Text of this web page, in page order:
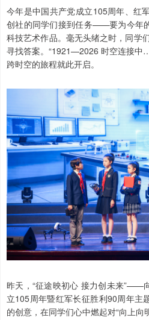
今年是中国共产党成立105周年、红
创社的同学们接到任务——要为今年
科技艺术作品。毫无头绪之时，同学
寻找答案。“1921—2026 时空连接
跨时空的旅程就此开启。
昨天，“征途映初心 接力创未来”——
立105周年暨红军长征胜利90周年主
的创意，在同学们心中燃起对“向上向